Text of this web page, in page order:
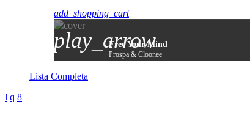
add_shopping_cart
play_arrow
Free Your Mind
Prospa & Cloonee
Lista Completa